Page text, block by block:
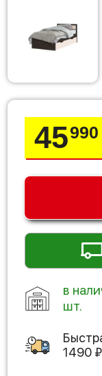
45990
в
шт.
1490 ₽